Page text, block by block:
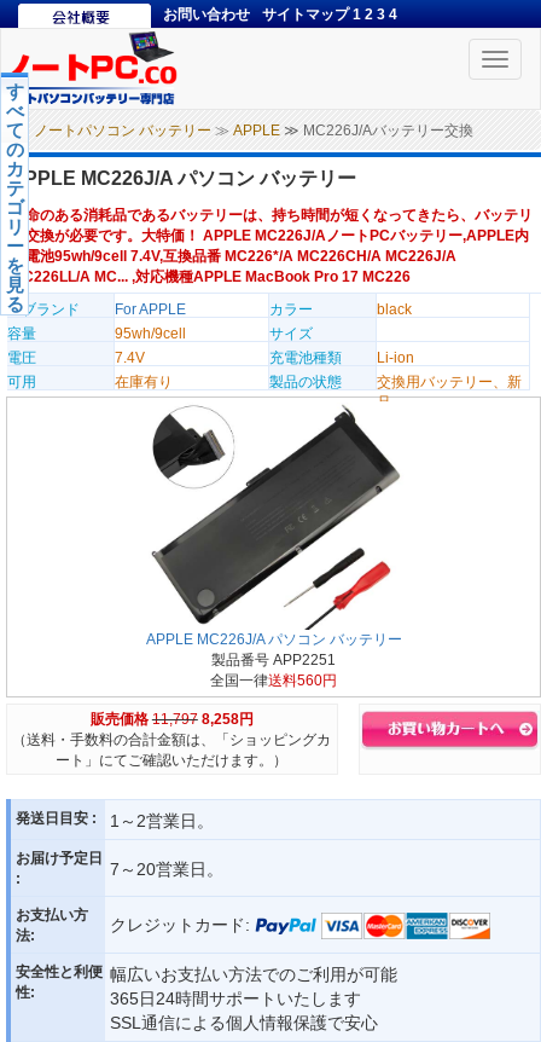
お問い合わせ サイトマップ 1 2 3 4
Toggle
ノートパソコン バッテリー ≫ APPLE ≫ MC226J/Aバッテリー交換
す
べ
て
の
カ
テ
ゴ
リ
ー
を
見
る
APPLE MC226J/A パソコン バッテリー
寿命のある消耗品であるバッテリーは、持ち時間が短くなってきたら、バッテリ
ー交換が必要です。大特価！ APPLE MC226J/AノートPCバッテリー,APPLE内
蔵電池95wh/9cell 7.4V,互換品番 MC226*/A MC226CH/A MC226J/A
MC226LL/A MC... ,対応機種APPLE MacBook Pro 17 MC226
のブランド
For APPLE カラー
black
容量
95wh/9cell
サイズ
電圧
7.4V 充電池種類
Li-ion
可用
在庫有り 製品の状態
交換用バッテリー、新
品
APPLE MC226J/A パソコン バッテリー
製品番号 APP2251
全国一律送料560円
販売価格 11,797 8,258円
（送料・手数料の合計金額は、「ショッピングカ
ート」にてご確認いただけます。）
発送日目安 : 1～2営業日。
お届け予定日
:
7～20営業日。
お支払い方
法:
クレジットカード:
安全性と利便
性:
幅広いお支払い方法でのご利用が可能
365日24時間サポートいたします
SSL通信による個人情報保護で安心